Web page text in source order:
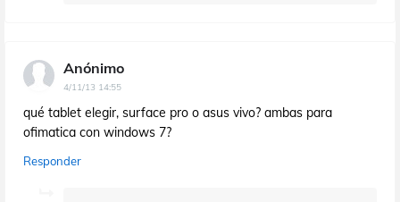
Anónimo
4/11/13 14:55
qué tablet elegir, surface pro o asus vivo? ambas para
ofimatica con windows 7?
Responder